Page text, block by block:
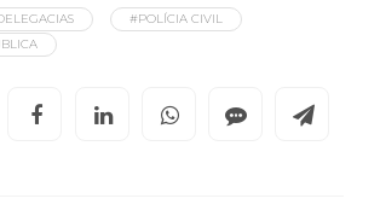
#POLÍCIA CIVIL